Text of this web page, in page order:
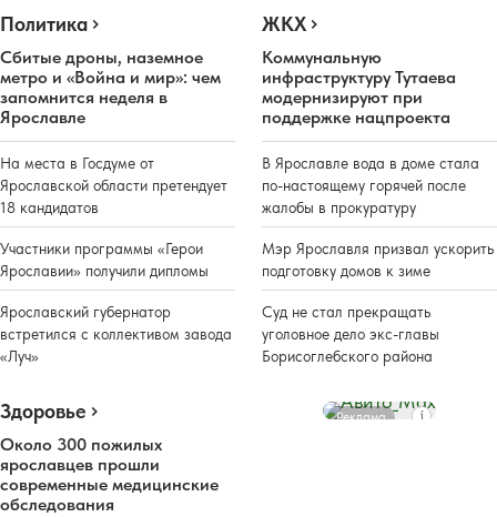
Политика
Сбитые дроны, наземное
метро и «Война и мир»: чем
запомнится неделя в
Ярославле
На места в Госдуме от
Ярославской области претендует
18 кандидатов
Участники программы «Герои
Ярославии» получили дипломы
Ярославский губернатор
встретился с коллективом завода
«Луч»
ЖКХ
Коммунальную
инфраструктуру Тутаева
модернизируют при
поддержке нацпроекта
В Ярославле вода в доме стала
по-настоящему горячей после
жалобы в прокуратуру
Мэр Ярославля призвал ускорить
подготовку домов к зиме
Суд не стал прекращать
уголовное дело экс-главы
Борисоглебского района
Здоровье
Около 300 пожилых
ярославцев прошли
современные медицинские
обследования
Реклама